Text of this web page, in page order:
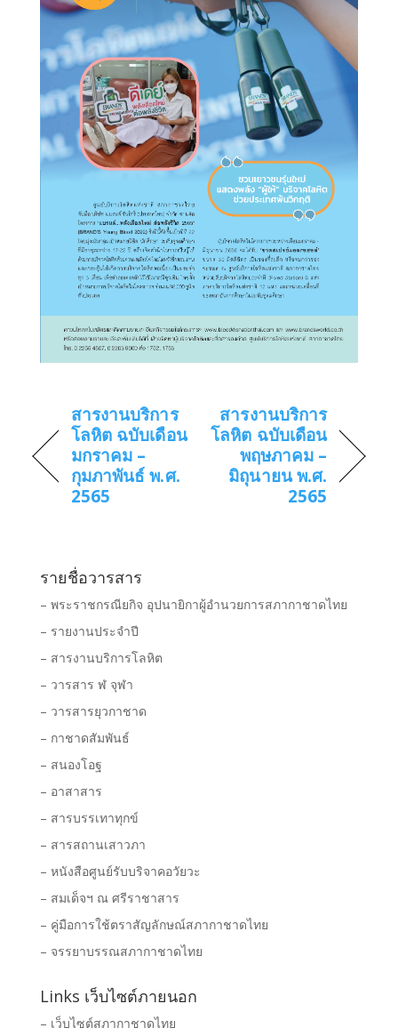
สารงานบริการ
โลหิต ฉบับเดือน
มกราคม –
กุมภาพันธ์ พ.ศ.
2565
สารงานบริการ
โลหิต ฉบับเดือน
พฤษภาคม –
มิถุนายน พ.ศ.
2565
รายชื่อวารสาร
– พระราชกรณียกิจ อุปนายิกาผู้อำนวยการสภากาชาดไทย
– รายงานประจำปี
– สารงานบริการโลหิต
– วารสาร ฬ จุฬา
– วารสารยุวกาชาด
– กาชาดสัมพันธ์
– สนองโอฐ
– อาสาสาร
– สารบรรเทาทุกข์
– สารสถานเสาวภา
– หนังสือศูนย์รับบริจาคอวัยวะ
– สมเด็จฯ ณ ศรีราชาสาร
– คู่มือการใช้ตราสัญลักษณ์สภากาชาดไทย
– จรรยาบรรณสภากาชาดไทย
Links เว็บไซต์ภายนอก
– เว็บไซต์สภากาชาดไทย